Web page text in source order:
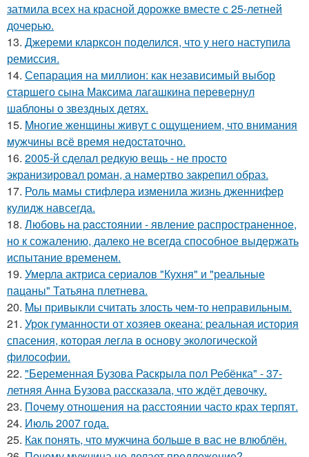
затмила всех на красной дорожке вместе с 25-летней
дочерью.
13. Джереми кларксон поделился, что у него наступила
ремиссия.
14. Сепарация на миллион: как независимый выбор
старшего сына Максима лагашкина перевернул
шаблоны о звездных детях.
15. Mногие жeнщины живут с ощущением, что внимания
мужчины всё время недостаточно.
16. 2005-й сделал редкую вещь - не просто
экранизировал роман, а намертво закрепил образ.
17. Роль мамы стифлера изменила жизнь дженнифер
кулидж навсегда.
18. Любовь нa pacстоянии - явление распространенное,
но к сожалению, далеко не всегда способное выдержать
испытание временем.
19. Умерла актриса сериалов "Кухня" и "реальные
пацаны" Татьяна плетнева.
20. Mы пpивыкли считать злость чем-то неправильным.
21. Урок гуманности от хозяев океана: реальная история
спасения, которая легла в основу экологической
философии.
22. "Беременная Бузова Раскрыла пол Ребёнка" - 37-
летняя Анна Бузова рассказала, что ждёт девочку.
23. Почему отношения на расстоянии часто крах терпят.
24. Июль 2007 года.
25. Как понять, что мужчина больше в вас не влюблён.